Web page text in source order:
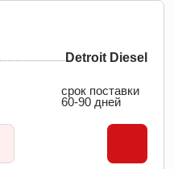
Detroit Diesel
срок поставки
60-90 дней